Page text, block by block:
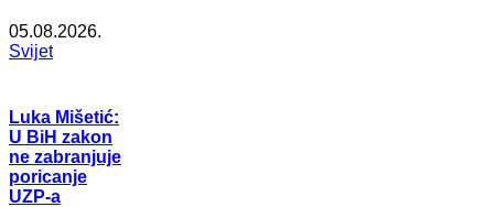
05.08.2026.
Svijet
Luka Mišetić:
U BiH zakon
ne zabranjuje
poricanje
UZP-a